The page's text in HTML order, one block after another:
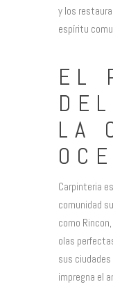
y los
espíritu
EL
LA
Carpinteria
comunidad
como
olas
sus
impregna el